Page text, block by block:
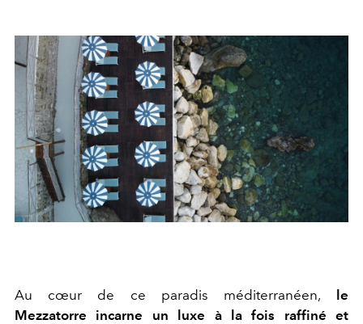
Au cœur de ce paradis méditerranéen, le
Mezzatorre incarne un luxe à la fois raffiné et